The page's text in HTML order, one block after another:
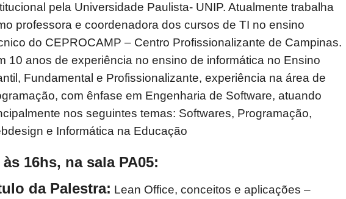
pela Universidade Paulista- UNIP. Atualmente trabalha
professora e coordenadora dos cursos de TI no ensino
do CEPROCAMP – Centro Profissionalizante de Campinas.
10 anos de experiência no ensino de informática no Ensino
Fundamental e Profissionalizante, experiência na área de
com ênfase em Engenharia de Software, atuando
nos seguintes temas: Softwares, Programação,
e Informática na Educação
às 16hs, na sala PA05:
da Palestra: Lean Office, conceitos e aplicações –